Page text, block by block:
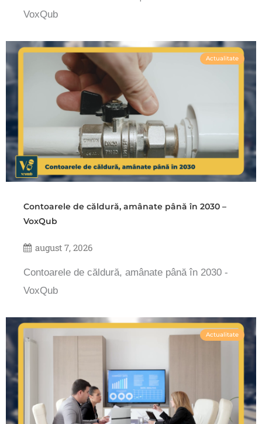
VoxQub
Actualitate
Contoarele de căldură, amânate până în 2030 –
VoxQub
august 7, 2026
Contoarele de căldură, amânate până în 2030 -
VoxQub
Actualitate